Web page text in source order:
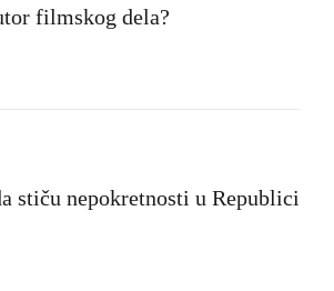
filmskog dela?
stiču nepokretnosti u Republici